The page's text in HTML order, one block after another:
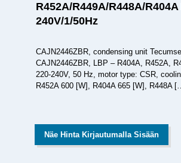
R452A/R449A/R448A/
240V/1/50Hz
CAJN2446ZBR, condensing unit
CAJN2446ZBR, LBP – R404A, R452A,
220-240V, 50 Hz, motor type: CSR,
R452A 600 [W], R404A 665 [W], R448A
Näe Hinta Kirjautumalla Sisään